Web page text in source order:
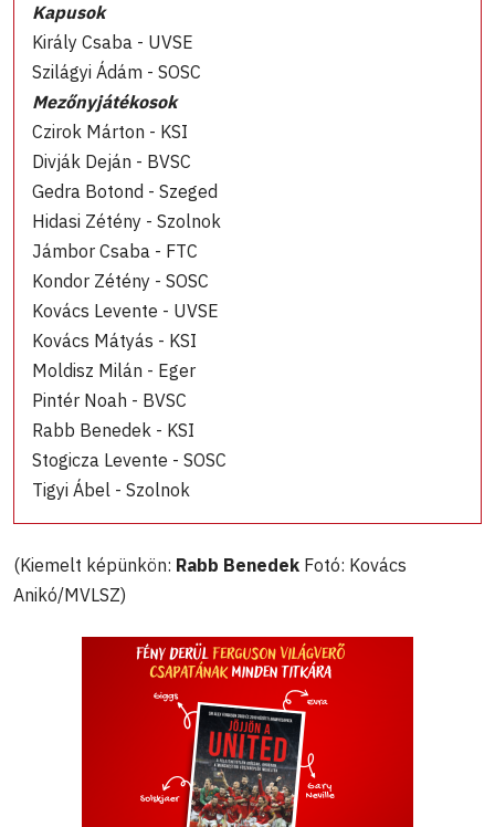
Kapusok
Király Csaba - UVSE
Szilágyi Ádám - SOSC
Mezőnyjátékosok
Czirok Márton - KSI
Divják Deján - BVSC
Gedra Botond - Szeged
Hidasi Zétény - Szolnok
Jámbor Csaba - FTC
Kondor Zétény - SOSC
Kovács Levente - UVSE
Kovács Mátyás - KSI
Moldisz Milán - Eger
Pintér Noah - BVSC
Rabb Benedek - KSI
Stogicza Levente - SOSC
Tigyi Ábel - Szolnok
(Kiemelt képünkön: Rabb Benedek Fotó: Kovács
Anikó/MVLSZ)